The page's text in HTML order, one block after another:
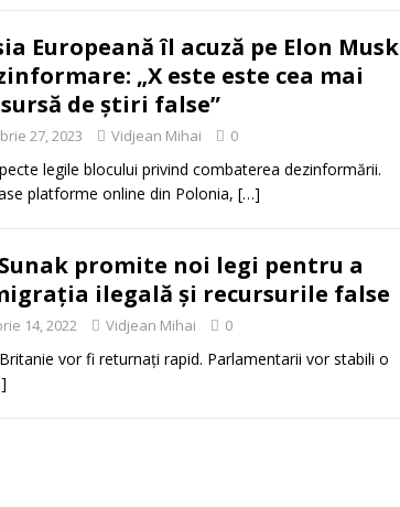
Europeană îl acuză pe Elon Musk
„X este este cea mai
de știri false”
27, 2023 Vidjean Mihai 0
legile blocului privind combaterea dezinformării.
platforme online din Polonia, […]
promite noi legi pentru a
ilegală și recursurile false
14, 2022 Vidjean Mihai 0
vor fi returnați rapid. Parlamentarii vor stabili o